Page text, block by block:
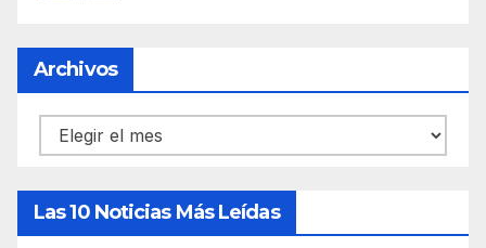
Archivos
Archivos
Las 10 Noticias Más Leídas